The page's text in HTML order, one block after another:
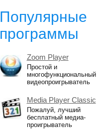
Популярные
программы
Zoom Player
Простой и
многофункциональный
видеопроигрыватель
Media Player Classic
Пожалуй, лучший
бесплатный медиа-
проигрыватель